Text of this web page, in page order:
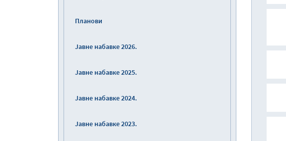
Планови
Јавне набавке 2026.
Јавне набавке 2025.
Јавне набавке 2024.
Јавне набавке 2023.